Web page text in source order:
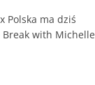
Polska ma dziś
with Michelle